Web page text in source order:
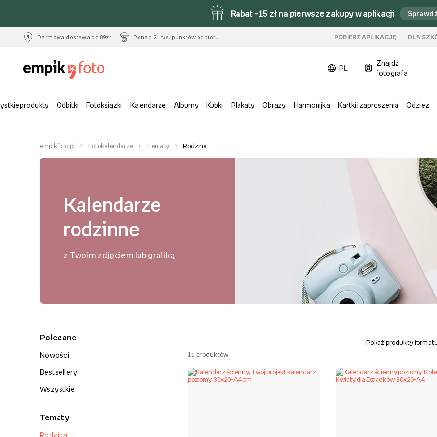
Rabat –15 zł na pierwsze zakupy w aplikacji
Darmowa dostawa od 89zł Ponad 21 tys. punktów odbioru POBIERZ APLIKACJĘ DLA
PL
Znajdź
fotografa
produkty Odbitki Fotoksiążki Kalendarze Albumy Kubki Plakaty Obrazy Harmonijka Kartki i zaproszenia Odzież
empikfoto.pl Fotokalendarze Tematy Rodzina
Kalendarze
rodzinne
z Twoim zdjęciem lub grafiką
Pokaż produkty
Polecane
Nowości
Bestsellery
Wszystkie
Tematy
Rodzina
11 produktów